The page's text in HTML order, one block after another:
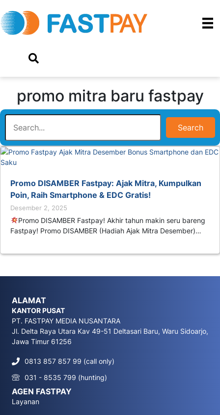
promo mitra baru fastpay
Search
Promo DISAMBER Fastpay: Ajak Mitra, Kumpulkan
Poin, Raih Smartphone & EDC Gratis!
Desember 2, 2025
Promo DISAMBER Fastpay! Akhir tahun makin seru bareng
Fastpay! Promo DISAMBER (Hadiah Ajak Mitra Desember)…
ALAMAT
KANTOR PUSAT
PT. FASTPAY MEDIA NUSANTARA
Jl. Delta Raya Utara Kav 49-51 Deltasari Baru, Waru Sidoarjo,
Jawa Timur 61256
0813 857 857 99 (call only)
031 - 8535 799 (hunting)
AGEN FASTPAY
Layanan